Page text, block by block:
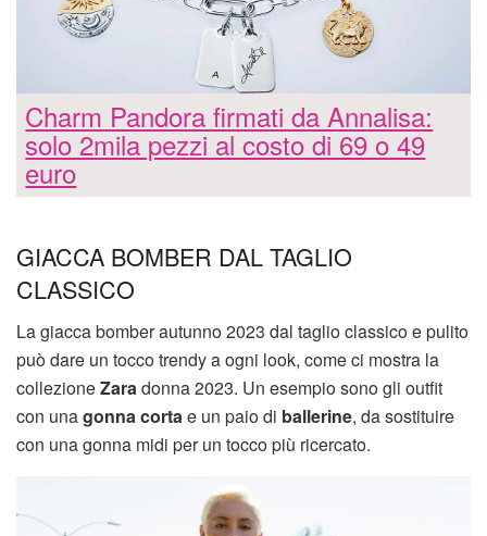
Charm Pandora firmati da Annalisa:
solo 2mila pezzi al costo di 69 o 49
euro
GIACCA BOMBER DAL TAGLIO
CLASSICO
La giacca bomber autunno 2023 dal taglio classico e pulito
può dare un tocco trendy a ogni look, come ci mostra la
collezioneZara donna 2023. Un esempio sono gli outfit
con unagonna corta e un paio di ballerine, da sostituire
con una gonna midi per un tocco più ricercato.